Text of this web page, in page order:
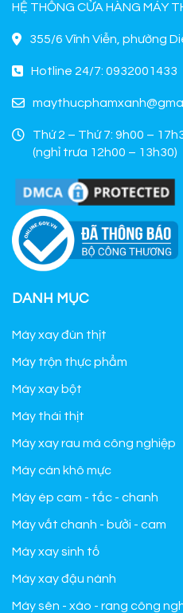
HỆ THỐNG CỬA HÀNG MÁY
355/6 Vĩnh Viễn, phường
Hotline 24/7: 0932001433
Thứ 2 – Thứ 7: 9h00 –
(nghỉ trưa 12h00 – 13h30)
DANH MỤC
Máy xay đùn thịt
Máy trộn thực phẩm
Máy xay bột
Máy thái thịt
Máy xay rau má công nghiệp
Máy cán khô mực
Máy ép cam - tắc - chanh
Máy vắt chanh - bưởi - cam
Máy xay sinh tố
Máy xay đậu nành
Máy sên - xào - rang công